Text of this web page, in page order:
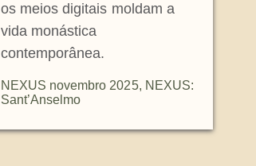
os meios digitais moldam a
vida monástica
contemporânea.
NEXUS novembro 2025, NEXUS:
Sant’Anselmo